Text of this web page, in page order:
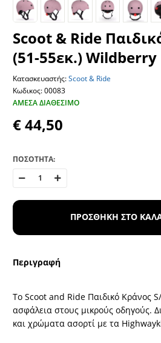
Scoot & Ride
(51-55εκ.) Wildberry
Κατασκευαστής:Scoot & Ride
Κωδικος: 00083
ΆΜΕΣΑ ΔΙΑΘΈΣΙΜΟ
€ 44,50
ΠΟΣΟΤΗΤΑ:
ΠΡΟΣΘΗΚΗ ΣΤΟ
Περιγραφή
Το Scoot and Ride Παιδικό Κράνος
ασφάλεια στους μικρούς οδηγούς.
και χρώματα ασορτί με τα